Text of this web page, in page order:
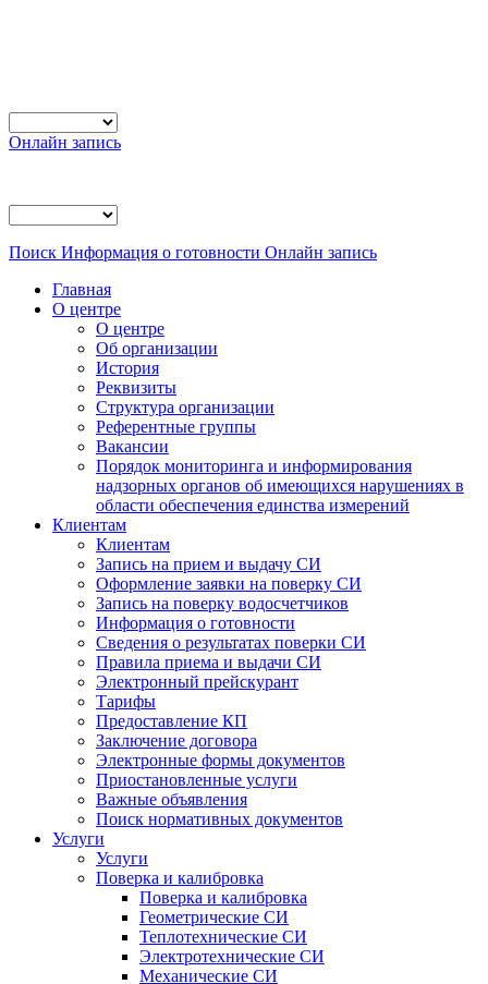
Онлайн запись
Поиск Информация о готовности Онлайн запись
Главная
О центре
О центре
Об организации
История
Реквизиты
Структура организации
Референтные группы
Вакансии
Порядок мониторинга и информирования
надзорных органов об имеющихся нарушениях в
области обеспечения единства измерений
Клиентам
Клиентам
Запись на прием и выдачу СИ
Оформление заявки на поверку СИ
Запись на поверку водосчетчиков
Информация о готовности
Сведения о результатах поверки СИ
Правила приема и выдачи СИ
Электронный прейскурант
Тарифы
Предоставление КП
Заключение договора
Электронные формы документов
Приостановленные услуги
Важные объявления
Поиск нормативных документов
Услуги
Услуги
Поверка и калибровка
Поверка и калибровка
Геометрические СИ
Теплотехнические СИ
Электротехнические СИ
Механические СИ